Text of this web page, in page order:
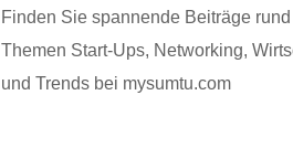
Finden Sie spannende Beiträge
Themen Start-Ups, Networking,
und Trends bei mysumtu.com